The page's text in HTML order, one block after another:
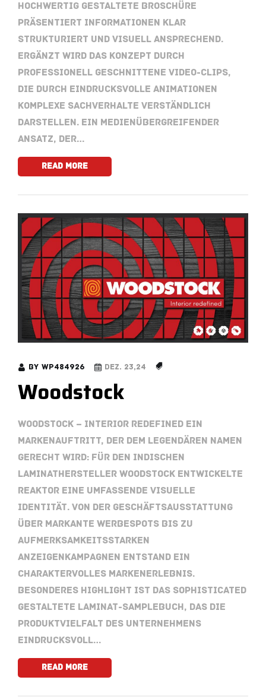
hochwertig gestaltete Broschüre
präsentiert Informationen klar
strukturiert und visuell ansprechend.
Ergänzt wird das Konzept durch
professionell geschnittene Video-Clips,
die durch eindrucksvolle Animationen
komplexe Sachverhalte verständlich
darstellen. Ein medienübergreifender
Ansatz, der…
Read More
by wp484926 Dez. 23,24
Woodstock
Woodstock – Interior redefined Ein
Markenauftritt, der dem legendären Namen
gerecht wird: Für den indischen
Laminathersteller Woodstock entwickelte
Reaktor eine umfassende visuelle
Identität. Von der Geschäftsausstattung
über markante Werbespots bis zu
aufmerksamkeitsstarken
Anzeigenkampagnen entstand ein
charaktervolles Markenerlebnis.
Besonderes Highlight ist das sophisticated
gestaltete Laminat-Samplebuch, das die
Produktvielfalt des Unternehmens
eindrucksvoll…
Read More